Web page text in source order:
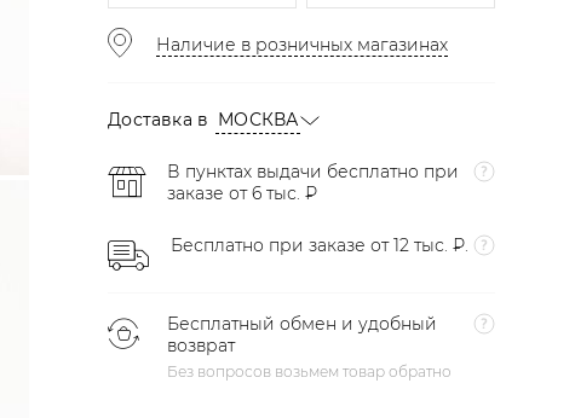
Наличие в розничных магазинах
Доставка в МОСКВА
В пунктах выдачи бесплатно при
заказе от 6 тыс. ₽
Бесплатно при заказе от 12 тыс. ₽.
Бесплатный обмен и удобный
возврат
Без вопросов возьмем товар обратно